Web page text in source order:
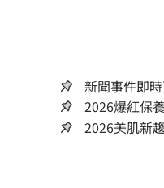
新聞事件即
2026爆紅保
2026美肌新